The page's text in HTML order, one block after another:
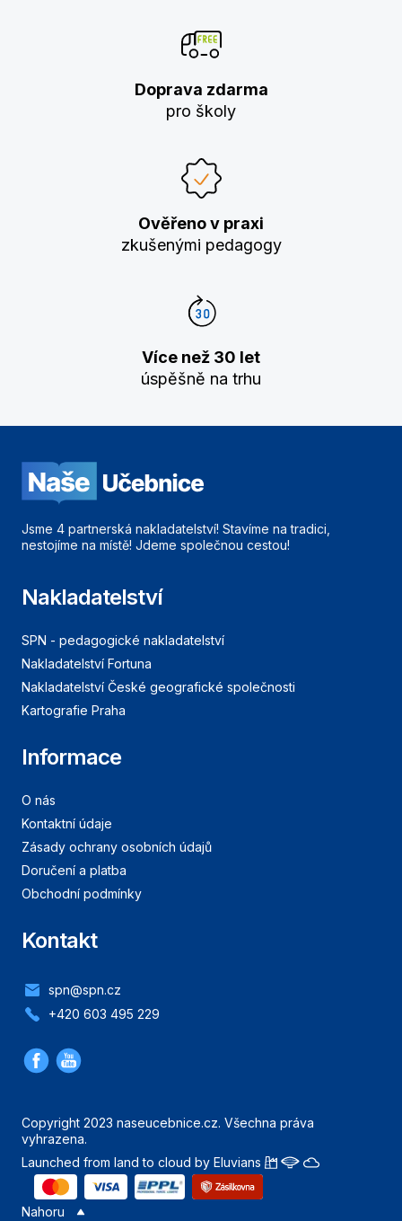
Doprava zdarma
pro školy
Ověřeno v praxi
zkušenými pedagogy
Více než 30 let
úspěšně na trhu
Jsme 4 partnerská nakladatelství! Stavíme na tradici,
nestojíme na místě! Jdeme společnou cestou!
Nakladatelství
SPN - pedagogické nakladatelství
Nakladatelství Fortuna
Nakladatelství České geografické společnosti
Kartografie Praha
Informace
O nás
Kontaktní údaje
Zásady ochrany osobních údajů
Doručení a platba
Obchodní podmínky
Kontakt
spn@spn.cz
+420 603 495 229
Copyright 2023 naseucebnice.cz. Všechna práva
vyhrazena.
Launched from land to cloud by Eluvians
Nahoru